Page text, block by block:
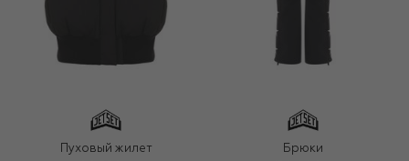
Пуховый жилет
Брюки